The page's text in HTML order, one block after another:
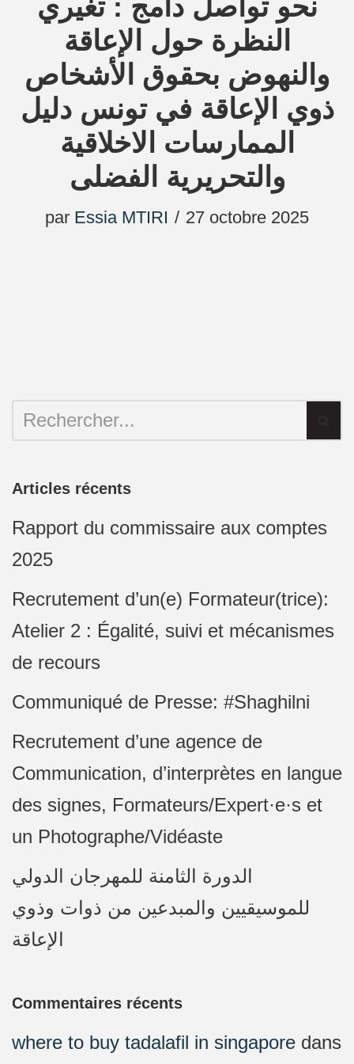
نحو تواصل دامج : تغيري
النظرة حول الإعاقة
والنهوض بحقوق الأشخاص
ذوي الإعاقة في تونس دليل
الممارسات الاخلاقية
والتحريرية الفضلى
par Essia MTIRI 27 octobre 2025
Articles récents
Rapport du commissaire aux comptes
2025
Recrutement d’un(e) Formateur(trice):
Atelier 2 : Égalité, suivi et mécanismes
de recours
Communiqué de Presse: #Shaghilni
Recrutement d’une agence de
Communication, d’interprètes en langue
des signes, Formateurs/Expert·e·s et
un Photographe/Vidéaste
الدورة الثامنة للمهرجان الدولي
للموسيقيين والمبدعين من ذوات وذوي
الإعاقة
Commentaires récents
where to buy tadalafil in singapore dans